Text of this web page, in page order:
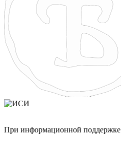
При информационной поддержке